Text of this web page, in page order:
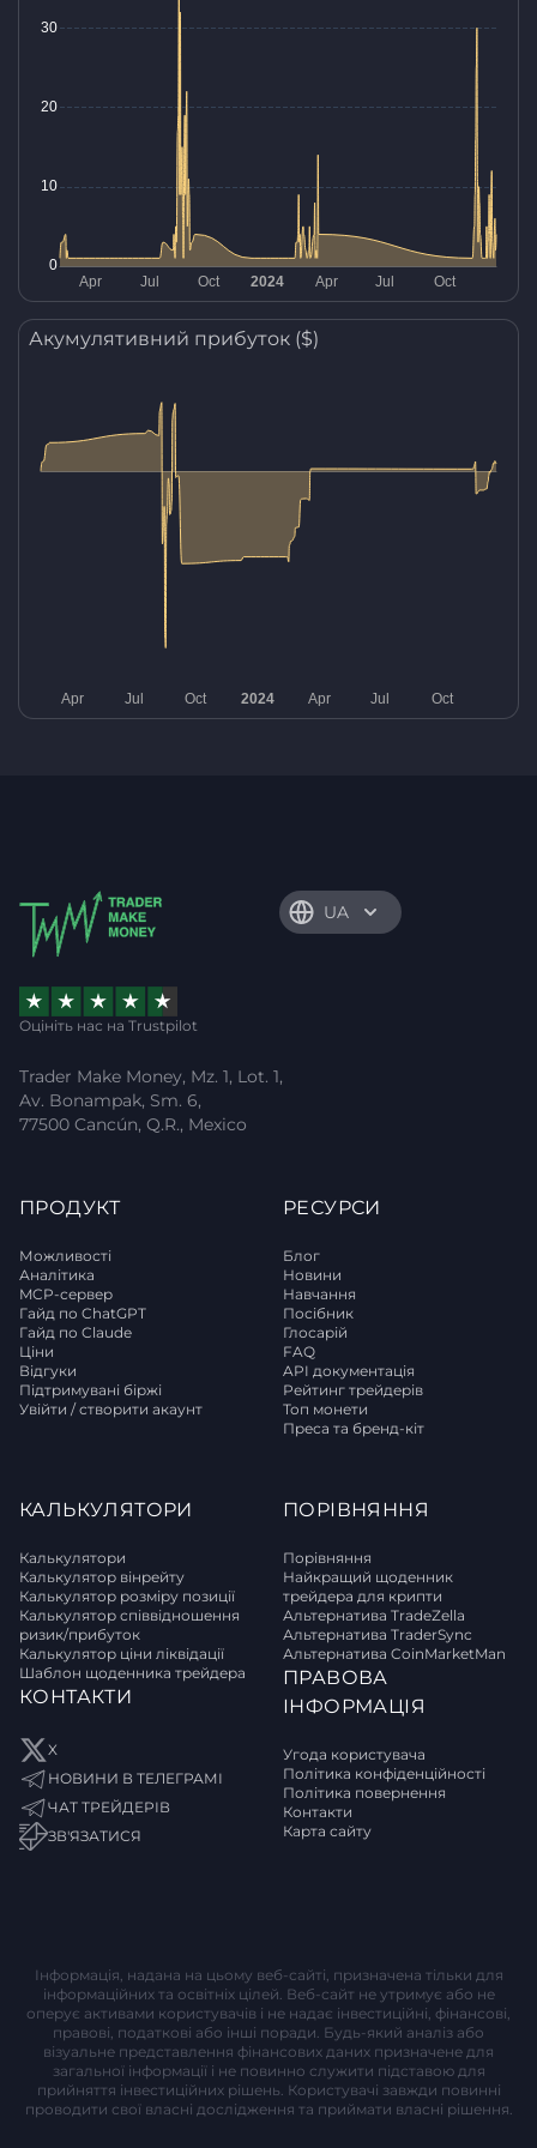
Акумулятивний прибуток ($)
UA
Оцініть нас на Trustpilot
Trader Make Money, Mz. 1, Lot. 1,
Av. Bonampak, Sm. 6,
77500 Cancún, Q.R., Mexico
ПРОДУКТ
Можливості
Аналітика
MCP-сервер
Гайд по ChatGPT
Гайд по Claude
Ціни
Відгуки
Підтримувані біржі
Увійти / створити акаунт
РЕСУРСИ
Блог
Новини
Навчання
Посібник
Глосарій
FAQ
API документація
Рейтинг трейдерів
Топ монети
Преса та бренд-кіт
КАЛЬКУЛЯТОРИ
Калькулятори
Калькулятор вінрейту
Калькулятор розміру позиції
Калькулятор співвідношення
ризик/прибуток
Калькулятор ціни ліквідації
Шаблон щоденника трейдера
КОНТАКТИ
X
НОВИНИ В ТЕЛЕГРАМІ
ЧАТ ТРЕЙДЕРІВ
ЗВ'ЯЗАТИСЯ
ПОРІВНЯННЯ
Порівняння
Найкращий щоденник
трейдера для крипти
Альтернатива TradeZella
Альтернатива TraderSync
Альтернатива CoinMarketMan
ПРАВОВА
ІНФОРМАЦІЯ
Угода користувача
Політика конфіденційності
Політика повернення
Контакти
Карта сайту
Інформація, надана на цьому веб-сайті, призначена тільки для
інформаційних та освітніх цілей. Веб-сайт не утримує або не
оперує активами користувачів і не надає інвестиційні, фінансові,
правові, податкові або інші поради. Будь-який аналіз або
візуальне представлення фінансових даних призначене для
загальної інформації і не повинно служити підставою для
прийняття інвестиційних рішень. Користувачі завжди повинні
проводити свої власні дослідження та приймати власні рішення.